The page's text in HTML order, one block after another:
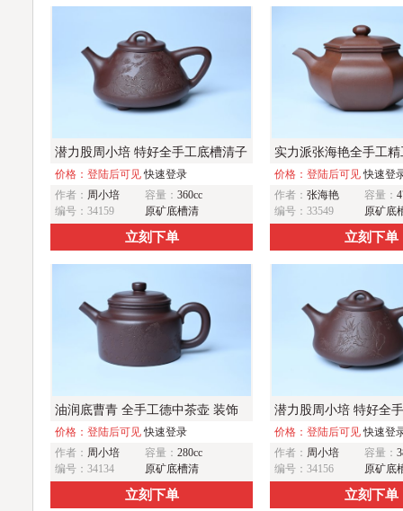
潜力股周小培 特好全手工底槽清子
冶石瓢 此是诗仙坡老作 与君同试
雨前茶
价格：登陆后可见快速登录
作者： 周小培 容量： 360cc
编号：34159
原矿底槽清
立刻下单
实力派张海艳全手工
壶 气势磅礴 线面挺括
价格：登陆后可见快速登
作者： 张海艳 容量：
编号：33549
原矿底
立刻下单
油润底曹青 全手工德中茶壶 装饰
人物特文气
价格：登陆后可见快速登录
作者： 周小培 容量： 280cc
编号：34134
原矿底槽清
立刻下单
潜力股周小培 特好全
冶石瓢 助工装饰品茶
气
价格：登陆后可见快速登
作者： 周小培 容量：
编号：34156
原矿底
立刻下单